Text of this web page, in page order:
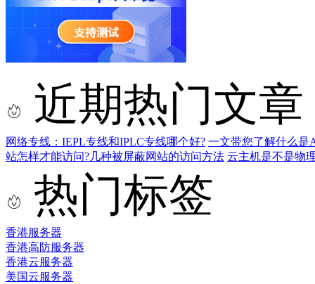
近期热门文章
网络专线：IEPL专线和IPLC专线哪个好? 一文带您了解什么是
站怎样才能访问?几种被屏蔽网站的访问方法 云主机是不是物
热门标签
香港服务器
香港高防服务器
香港云服务器
美国云服务器